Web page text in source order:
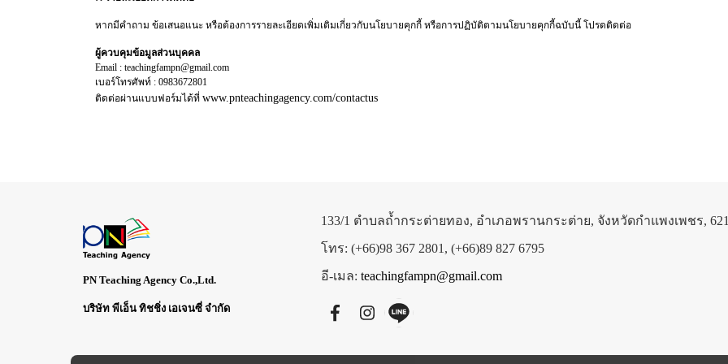
หากมีคำถาม ข้อเสนอแนะ หรือต้องการรายละเอียดเพิ่มเติมเกี่ยวกับนโยบายคุกกี้ หรือการปฏิบัติตามนโยบายคุกกี้ฉบับนี้ โปรดติดต่อ
ผู้ควบคุมข้อมูลส่วนบุคคล
Email : teachingfampn@gmail.com
เบอร์โทรศัพท์ : 0983672801
ติดต่อผ่านแบบฟอร์มได้ที่ www.pnteachingagency.com/contactus
PN Teaching Agency Co.,Ltd.
บริษัท พีเอ็น ทิชชิ่ง เอเจนซี่ จำกัด
133/1 ตำบลถ้ำกระต่ายทอง, อำเภอพรานกระต่าย, จังหวัดกำแพงเพชร,
โทร: (+66)98 367 2801, (+66)89 827 6795
อี-เมล: teachingfampn@gmail.com